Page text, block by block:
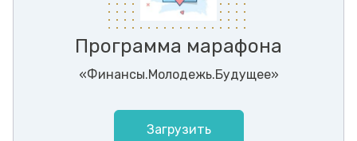
Программа марафона
«Финансы.Молодежь.Будущее»
Загрузить